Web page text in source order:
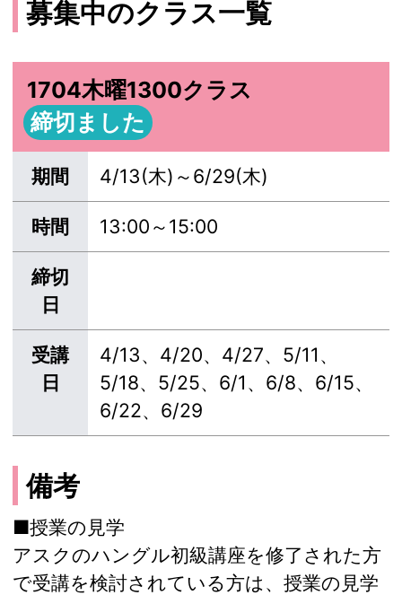
募集中のクラス一覧
1704木曜1300クラス
締切ました
期間 4/13(木)～6/29(木)
時間 13:00～15:00
締切
日
受講
日
4/13、4/20、4/27、5/11、
5/18、5/25、6/1、6/8、6/15、
6/22、6/29
備考
■授業の見学
アスクのハングル初級講座を修了された方
で受講を検討されている方は、授業の見学